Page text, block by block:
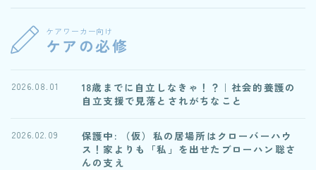
ケアワーカー向け
ケアの必修
18歳までに自立しなきゃ！？｜社会的養護の
自立支援で見落とされがちなこと
2026.08.01
保護中: （仮）私の居場所はクローバーハウ
ス！家よりも「私」を出せたブローハン聡さ
んの支え
2026.02.09